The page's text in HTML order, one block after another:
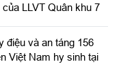
LLVT Quân khu 7
điệu và an táng 156
Việt Nam hy sinh tại